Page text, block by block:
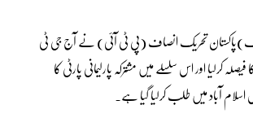
تحریک انصاف (پی ٹی آئی) نے آج جی ٹی
کرلیا اور اس سلسلے میں مشترکہ پارلیمانی پارٹی کا
اسلام آباد میں طلب کرلیا گیا ہے۔